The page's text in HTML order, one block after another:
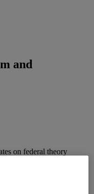
and
on federal theory
honours Michael
topics through a selection
Gathering
current debates it